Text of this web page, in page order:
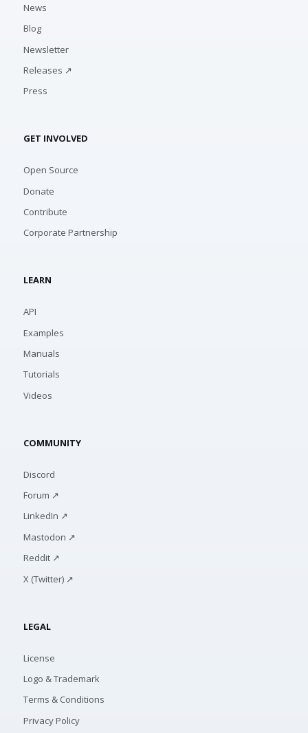
News
Blog
Newsletter
Releases ↗
Press
GET INVOLVED
Open Source
Donate
Contribute
Corporate Partnership
LEARN
API
Examples
Manuals
Tutorials
Videos
COMMUNITY
Discord
Forum ↗
LinkedIn ↗
Mastodon ↗
Reddit ↗
X (Twitter) ↗
LEGAL
License
Logo & Trademark
Terms & Conditions
Privacy Policy